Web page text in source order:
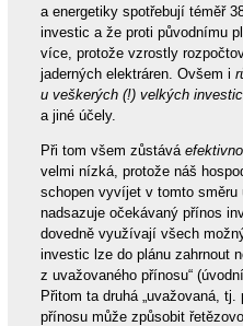
a energetiky spotřebují téměř
investic a že proti původnímu
více, protože vzrostly
jaderných elektráren. Ovšem i
u veškerých (!) velkých
a jiné účely.
Při tom všem zůstává
velmi nízká, protože náš
schopen vyvíjet v tomto směru
nadsazuje očekávaný přínos
dovedně využívají všech
investic lze do plánu zahrnout
z uvažovaného přínosu“
Přitom ta druhá „uvažovaná,
přínosu může způsobit